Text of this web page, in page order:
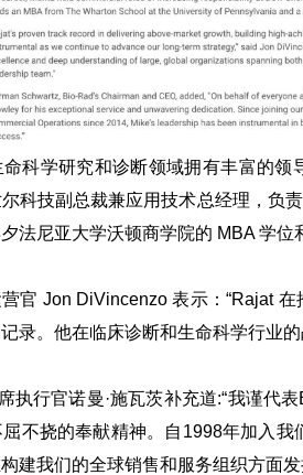
科学研究和诊断领域拥有丰富的领
科技副总裁兼应用技术总经理，负
法尼亚大学沃顿商学院的 MBA 学位
官 Jon DiVincenzo 表示：“Rajat
录。他在临床诊断和生命科学行业
执行官诺曼·施瓦茨补充道:“我谨代
不挠的奉献精神。自1998年加入
建我们的全球销售和服务组织方面